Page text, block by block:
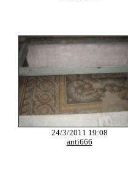
24/3/2011 19:08
аnti666